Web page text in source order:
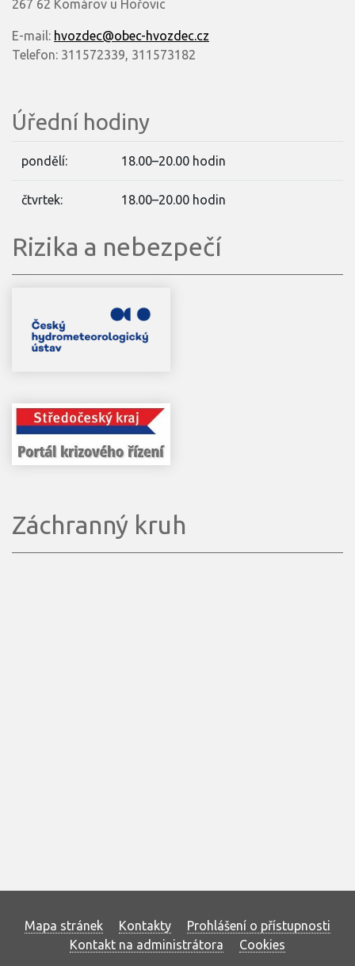
267 62 Komárov u Hořovic
E-mail: hvozdec@obec-hvozdec.cz
Telefon: 311572339, 311573182
Úřední hodiny
pondělí: 18.00–20.00 hodin
čtvrtek: 18.00–20.00 hodin
Rizika a nebezpečí
Záchranný kruh
Mapa stránek Kontakty
Prohlášení o přístupnosti
Kontakt na administrátora
Cookies